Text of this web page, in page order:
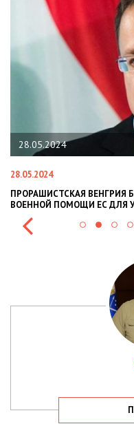
28.05.2024
28.05.2024
ПРОРАШИСТСКАЯ ВЕНГРИЯ
ВОЕННОЙ ПОМОЩИ ЕС ДЛЯ